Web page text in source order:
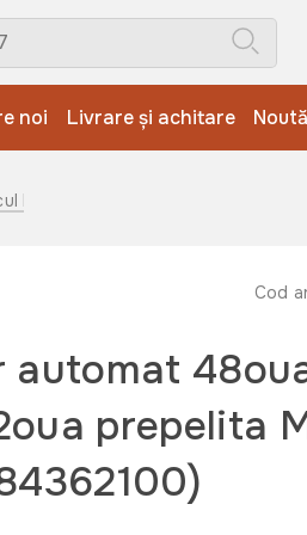
noi Livrare și achitare
Fermier (84362100)
Cod
automat
prepelita